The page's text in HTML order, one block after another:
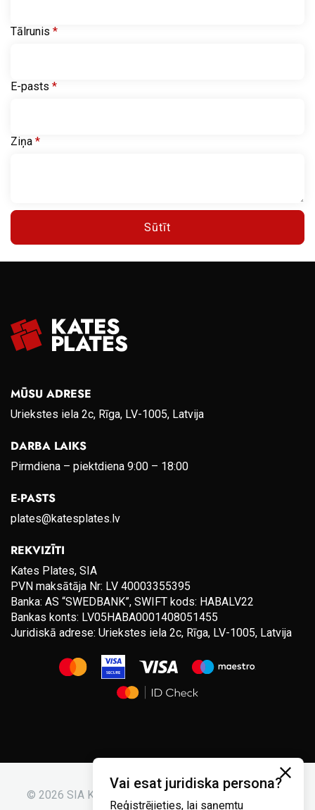
Tālrunis *
E-pasts *
Ziņa *
Sūtīt
MŪSU ADRESE
Uriekstes iela 2c, Rīga, LV-1005, Latvija
DARBA LAIKS
Pirmdiena – piektdiena 9:00 – 18:00
E-PASTS
plates@katesplates.lv
REKVIZĪTI
Kates Plates, SIA
PVN maksātāja Nr: LV 40003355395
Banka: AS “SWEDBANK”, SWIFT kods: HABALV22
Bankas konts: LV05HABA0001408051455
Juridiskā adrese: Uriekstes iela 2c, Rīga, LV-1005, Latvija
© 2026 SIA Kates plates. Visas tiesības aizsargātas.
Vai esat juridiska persona?
Reģistrējieties, lai saņemtu